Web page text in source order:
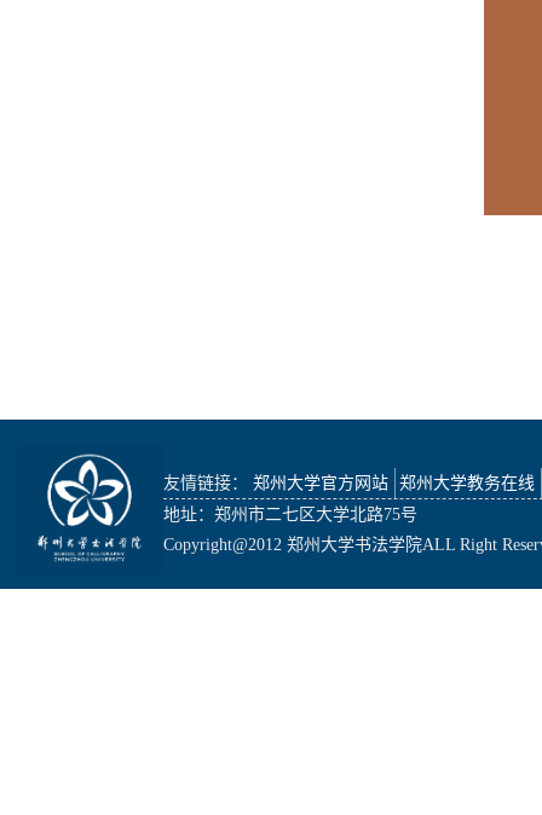
友情链接： 郑州大学官方网站
郑州大学教务在线
地址：郑州市二七区大学北路75号
Copyright@2012 郑州大学书法学院ALL Right